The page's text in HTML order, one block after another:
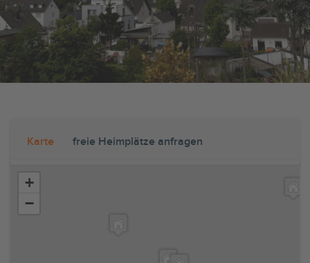
Karte freie Heimplätze anfragen
+
−